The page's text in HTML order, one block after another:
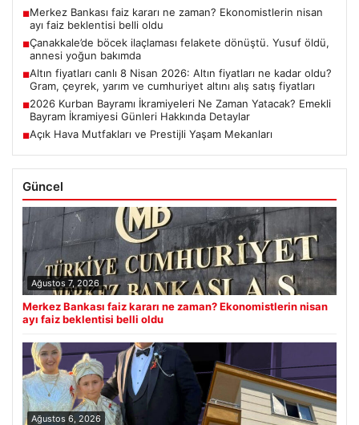
■Merkez Bankası faiz kararı ne zaman? Ekonomistlerin nisan
ayı faiz beklentisi belli oldu
■Çanakkale’de böcek ilaçlaması felakete dönüştü. Yusuf öldü,
annesi yoğun bakımda
■Altın fiyatları canlı 8 Nisan 2026: Altın fiyatları ne kadar oldu?
Gram, çeyrek, yarım ve cumhuriyet altını alış satış fiyatları
■2026 Kurban Bayramı İkramiyeleri Ne Zaman Yatacak? Emekli
Bayram İkramiyesi Günleri Hakkında Detaylar
■Açık Hava Mutfakları ve Prestijli Yaşam Mekanları
Güncel
Ağustos 7, 2026
Merkez Bankası faiz kararı ne zaman? Ekonomistlerin nisan
ayı faiz beklentisi belli oldu
Ağustos 6, 2026